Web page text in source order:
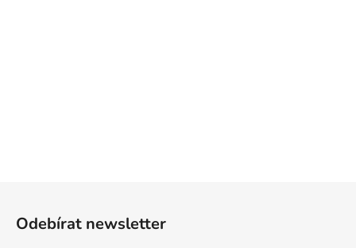
Odebírat newsletter